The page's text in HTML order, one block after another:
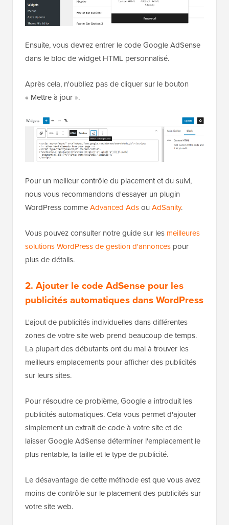
Ensuite, vous devrez entrer le code Google AdSense
dans le bloc de widget HTML personnalisé.
Après cela, n'oubliez pas de cliquer sur le bouton
« Mettre à jour ».
Pour un meilleur contrôle du placement et du suivi,
nous vous recommandons d'essayer un plugin
WordPress commeAdvanced Adsou AdSanity.
Vous pouvez consulter notre guide sur les meilleures
solutions WordPress de gestion d'annonces pour
plus de détails.
2. Ajouter le code AdSense pour les
publicités automatiques dans WordPress
L'ajout de publicités individuelles dans différentes
zones de votre site web prend beaucoup de temps.
La plupart des débutants ont du mal à trouver les
meilleurs emplacements pour afficher des publicités
sur leurs sites.
Pour résoudre ce problème, Google a introduit les
publicités automatiques. Cela vous permet d'ajouter
simplement un extrait de code à votre site et de
laisser Google AdSense déterminer l'emplacement le
plus rentable, la taille et le type de publicité.
Le désavantage de cette méthode est que vous avez
moins de contrôle sur le placement des publicités sur
votre site web.